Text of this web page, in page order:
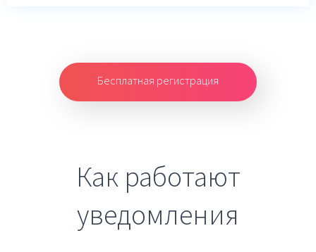
Бесплатная регистрация
Как работают
уведомления